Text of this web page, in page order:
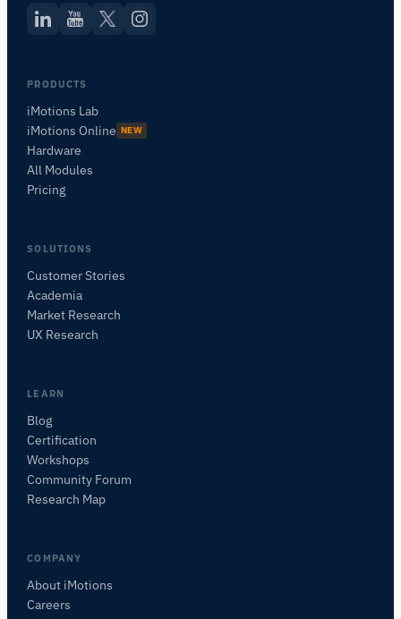
PRODUCTS
iMotions Lab
iMotions Online NEW
Hardware
All Modules
Pricing
SOLUTIONS
Customer Stories
Academia
Market Research
UX Research
LEARN
Blog
Certification
Workshops
Community Forum
Research Map
COMPANY
About iMotions
Careers
研究方法、製品、センサー、SDK、リソースに
この記事について質問
この記事を要約
これをどう応用できますか？